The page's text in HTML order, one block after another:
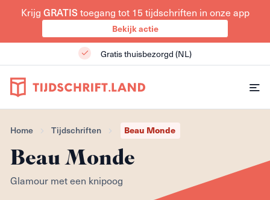
Krijg GRATIStoegang tot 15 tijdschriften in onze app
Bekijk actie
Gratis thuisbezorgd (NL)
Home Tijdschriften Beau Monde
Beau Monde
Glamour met een knipoog